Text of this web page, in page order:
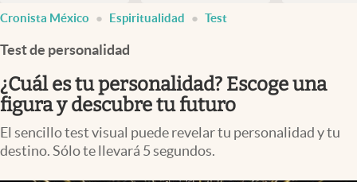
Pc y celular
Vida y estilo
Cronista México Espiritualidad Test
Test de personalidad
¿Cuál es tu personalidad? Escoge una
figura y descubre tu futuro
El sencillo test visual puede revelar tu personalidad y tu
destino. Sólo te llevará 5 segundos.